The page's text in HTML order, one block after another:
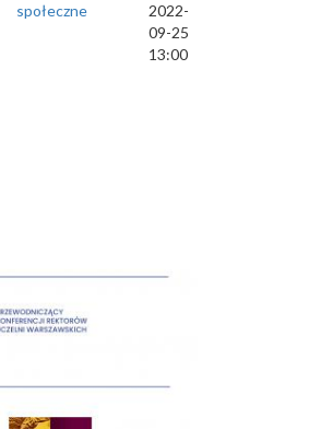
społeczne
2022-
09-25
13:00